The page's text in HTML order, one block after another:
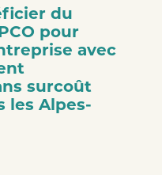
du
pour
avec
surcoût
les Alpes-